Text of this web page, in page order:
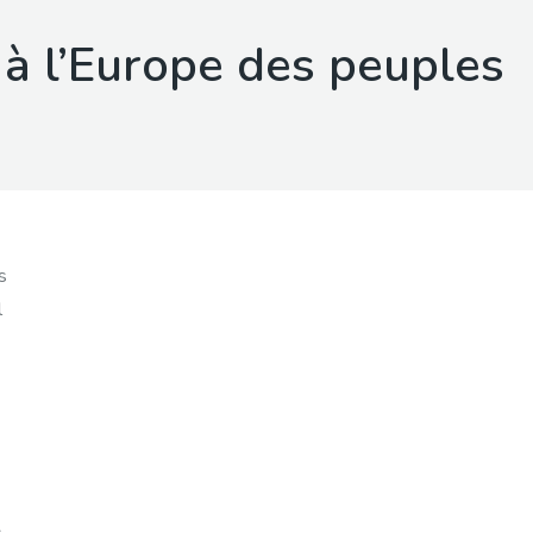
l’Europe des peuples